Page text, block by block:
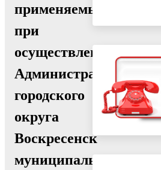
применяемый
при
осуществлении
Администрацией
городского
округа
Воскресенск
муниципального